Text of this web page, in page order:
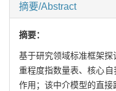
摘要/Abstract
摘要：
基于研究领域标准框架
重程度指数量表、核心
作用；该中介模型的直